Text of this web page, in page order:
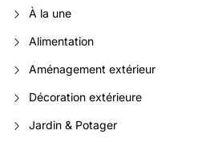
À la une
Alimentation
Aménagement extérieur
Décoration extérieure
Jardin & Potager